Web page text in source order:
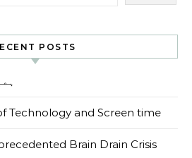
POSTS
Technology and Screen time
Brain Drain Crisis